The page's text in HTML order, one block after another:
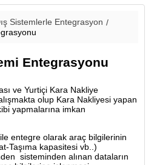
Sistemlerle Entegrasyon
Entegrasyonu
ve Yurtiçi Kara Nakliye
olup Kara Nakliyesi yapan
yapmalarına imkan
entegre olarak araç bilgilerinin
Taşıma kapasitesi vb..)
sisteminden alınan dataların